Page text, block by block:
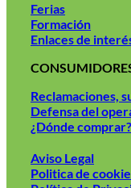
Ferias
Formación
Enlaces de
Reclamaciones,
Defensa del
¿Dónde comprar?
Aviso Legal
Politica de